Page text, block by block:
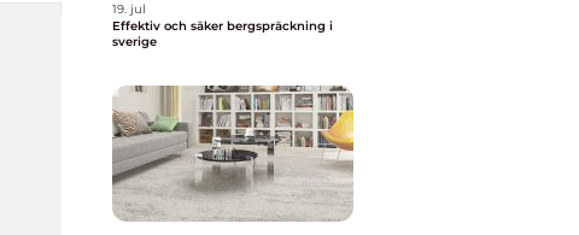
19. jul
Effektiv och säker bergspräckning i
sverige